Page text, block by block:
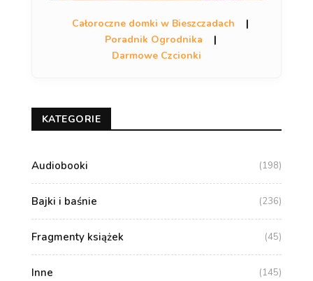
Całoroczne domki w Bieszczadach
|
Poradnik Ogrodnika
|
Darmowe Czcionki
KATEGORIE
Audiobooki (198)
Bajki i baśnie (236)
Fragmenty książek (45)
Inne (145)